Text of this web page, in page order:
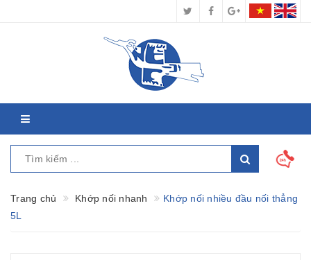
Trang chủ Khớp nối nhanh
Khớp nối nhiều đầu nối thẳng
5L